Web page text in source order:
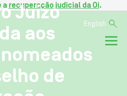
a recuperação judicial da Oi.
English
Juízo
aos
de